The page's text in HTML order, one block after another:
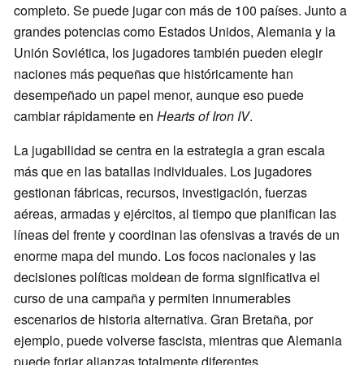
completo. Se puede jugar con más de 100 países. Junto a
grandes potencias como Estados Unidos, Alemania y la
Unión Soviética, los jugadores también pueden elegir
naciones más pequeñas que históricamente han
desempeñado un papel menor, aunque eso puede
cambiar rápidamente en Hearts of Iron IV.
La jugabilidad se centra en la estrategia a gran escala
más que en las batallas individuales. Los jugadores
gestionan fábricas, recursos, investigación, fuerzas
aéreas, armadas y ejércitos, al tiempo que planifican las
líneas del frente y coordinan las ofensivas a través de un
enorme mapa del mundo. Los focos nacionales y las
decisiones políticas moldean de forma significativa el
curso de una campaña y permiten innumerables
escenarios de historia alternativa. Gran Bretaña, por
ejemplo, puede volverse fascista, mientras que Alemania